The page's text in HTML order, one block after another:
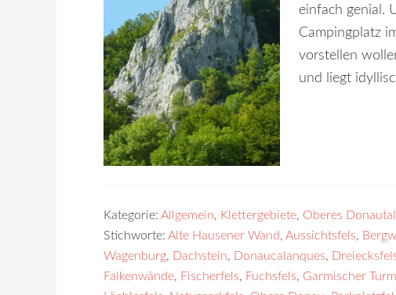
einfach genial.
Campingplatz
vorstellen
und liegt
Kategorie: Allgemein, Klettergebiete, Oberes Donautal
Stichworte: Alte Hausener Wand, Aussichtsfels,
Wagenburg, Dachstein, Donaucalanques,
Falkenwände, Fischerfels, Fuchsfels, Garmischer Turm